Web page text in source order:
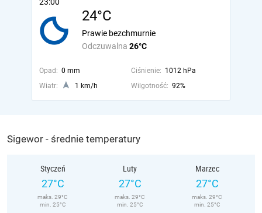
24°C
Odczuwalna 26°C
Prawie bezchmurnie
Opad: 0 mm Ciśnienie: 1012 hPa
Wiatr:
1 km/h Wilgotność: 92%
Sigewor - średnie temperatury
Styczeń
27°C
maks. 29°C
min. 25°C
Luty
27°C
maks. 29°C
min. 25°C
Marzec
27°C
maks. 29°C
min. 25°C